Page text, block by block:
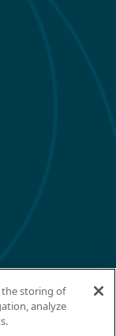
the storing of
analyze